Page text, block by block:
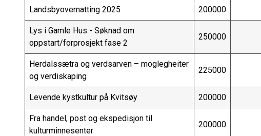
Landsbyovernatting 2025 200000
Lys i Gamle Hus - Søknad om
oppstart/forprosjekt fase 2
250000
Herdalssætra og verdsarven – moglegheiter
og verdiskaping
225000
Levende kystkultur på Kvitsøy 200000
Fra handel, post og ekspedisjon til
kulturminnesenter
200000